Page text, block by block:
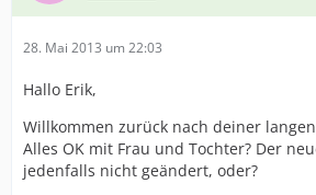
28. Mai 2013 um 22:03
Hallo Erik,
Willkommen zurück nach deiner
Alles OK mit Frau und Tochter? Der
jedenfalls nicht geändert, oder?